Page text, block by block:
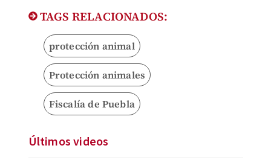
TAGS RELACIONADOS:
protección animal
Protección animales
Fiscalía de Puebla
Últimos videos